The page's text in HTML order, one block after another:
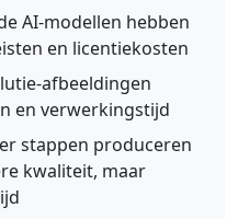
AI-modellen hebben
en licentiekosten
afbeeldingen
en verwerkingstijd
stappen produceren
kwaliteit, maar